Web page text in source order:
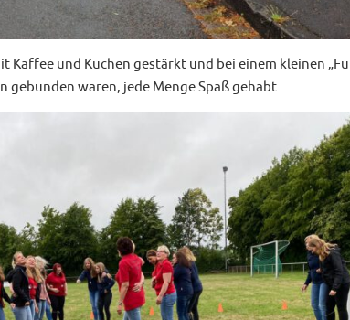
Kaffee und Kuchen gestärkt und bei einem kleinen
gebunden waren, jede Menge Spaß gehabt.